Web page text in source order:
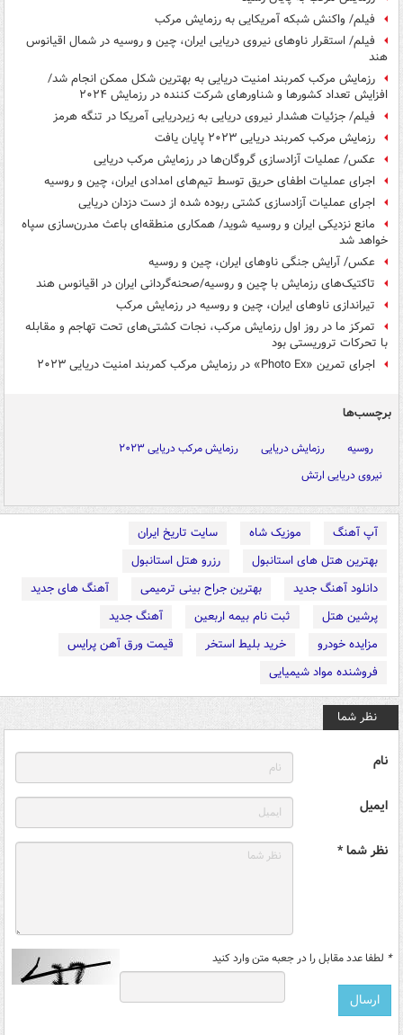
فیلم/ واکنش شبکه آمریکایی به رزمایش مرکب
فیلم/ استقرار ناوهای نیروی دریایی ایران، چین و روسیه در شمال اقیانوس
هند
رزمایش مرکب کمربند امنیت دریایی به بهترین شکل ممکن انجام شد/
افزایش تعداد کشورها و شناورهای شرکت کننده در رزمایش ۲۰۲۴
فیلم/ جزئیات هشدار نیروی دریایی به زیردریایی آمریکا در تنگه هرمز
رزمایش مرکب کمربند دریایی ۲۰۲۳ پایان یافت
عکس/ عملیات آزادسازی گروگان‌ها در رزمایش مرکب دریایی
اجرای عملیات اطفای حریق توسط تیم‌های امدادی ایران، چین و روسیه
اجرای عملیات آزادسازی کشتی ربوده شده از دست دزدان دریایی
مانع نزدیکی ایران و روسیه شوید/ همکاری منطقه‌ای باعث مدرن‌سازی سپاه
خواهد شد
عکس/ آرایش جنگی ناوهای ایران، چین و روسیه
تاکتیک‌های رزمایش با چین و روسیه/صحنه‌گردانی ایران در اقیانوس هند
تیراندازی ناوهای ایران، چین و روسیه در رزمایش مرکب
تمرکز ما در روز اول رزمایش مرکب، نجات کشتی‌های تحت تهاجم و مقابله
با تحرکات تروریستی بود
اجرای تمرین «Photo Ex» در رزمایش مرکب کمربند امنیت دریایی ۲۰۲۳
برچسب‌ها
روسیه رزمایش دریایی
رزمایش مرکب دریایی ۲۰۲۳
نیروی دریایی ارتش
آپ آهنگ موزیک شاه
سایت تاریخ ایران
بهترین هتل های استانبول
رزرو هتل استانبول
دانلود آهنگ جدید
بهترین جراح بینی ترمیمی
آهنگ های جدید
پرشین هتل
ثبت نام بیمه اربعین
آهنگ جدید
مزایده خودرو
خرید بلیط استخر
قیمت ورق آهن پرایس
فروشنده مواد شیمیایی
نظر شما
نام
ایمیل
نظر شما *
* لطفا عدد مقابل را در جعبه متن وارد کنید